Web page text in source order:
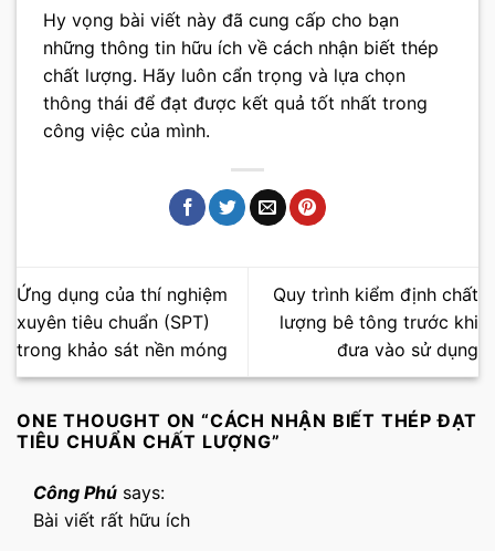
Hy vọng bài viết này đã cung cấp cho bạn
những thông tin hữu ích về cách nhận biết thép
chất lượng. Hãy luôn cẩn trọng và lựa chọn
thông thái để đạt được kết quả tốt nhất trong
công việc của mình.
Ứng dụng của thí nghiệm
xuyên tiêu chuẩn (SPT)
trong khảo sát nền móng
Quy trình kiểm định chất
lượng bê tông trước khi
đưa vào sử dụng
ONE THOUGHT ON “CÁCH NHẬN BIẾT THÉP ĐẠT
TIÊU CHUẨN CHẤT LƯỢNG”
Công Phú says:
Bài viết rất hữu ích